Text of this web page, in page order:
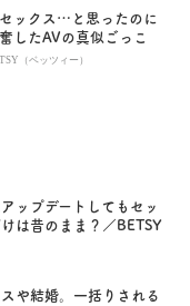
ックス…と思ったのに
したAVの真似ごっこ
（ベッツィー）
ップデートしてもセッ
は昔のまま？／BETSY
や結婚。一括りされる